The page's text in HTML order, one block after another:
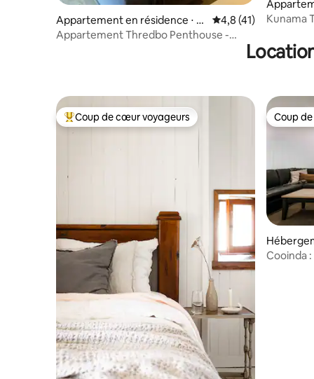
Appartement en résidence ⋅ T
hredbo
Évaluation moyenne
4,8 (41)
Appartement Thredbo Penthouse -
East
Kunama
Coups de cœur voyageurs les plus appréciés
Coup de cœur voyageurs Coup
Coup
Cooinda